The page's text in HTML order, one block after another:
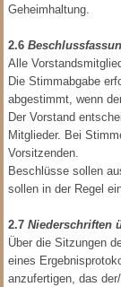
Geheimhaltung.
2.6
Alle
Die Stimmabgabe
abgestimmt, wenn
Der Vorstand
Mitglieder. Bei
Vorsitzenden.
Beschlüsse sollen
sollen in der Regel
2.7 Niederschriften
Über die Sitzungen
eines
anzufertigen, das